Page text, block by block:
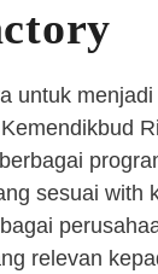
untuk
sesuai with
relevan